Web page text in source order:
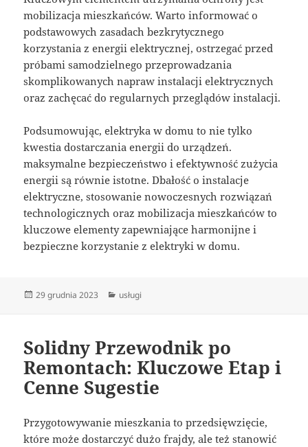
mobilizacja mieszkańców. Warto informować o
podstawowych zasadach bezkrytycznego
korzystania z energii elektrycznej, ostrzegać przed
próbami samodzielnego przeprowadzania
skomplikowanych napraw instalacji elektrycznych
oraz zachęcać do regularnych przeglądów instalacji.
Podsumowując, elektryka w domu to nie tylko
kwestia dostarczania energii do urządzeń.
maksymalne bezpieczeństwo i efektywność zużycia
energii są równie istotne. Dbałość o instalacje
elektryczne, stosowanie nowoczesnych rozwiązań
technologicznych oraz mobilizacja mieszkańców to
kluczowe elementy zapewniające harmonijne i
bezpieczne korzystanie z elektryki w domu.
Data
29 grudnia 2023 Kategorie
usługi
Solidny Przewodnik po
Remontach: Kluczowe Etap i
Cenne Sugestie
Przygotowywanie mieszkania to przedsięwzięcie,
które może dostarczyć dużo frajdy, ale też stanowić